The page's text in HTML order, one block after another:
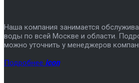
Наша компания занимается
воды по всей Москве и области.
можно уточнить у менеджеров
Подробнее icon